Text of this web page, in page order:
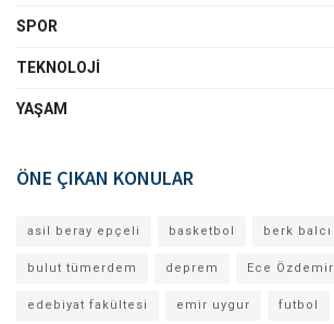
SPOR
TEKNOLOJI
YAŞAM
ÖNE ÇIKAN KONULAR
asil beray epçeli basketbol berk balcı
bulut tümerdem deprem Ece Özdemir
edebiyat fakültesi emir uygur futbol